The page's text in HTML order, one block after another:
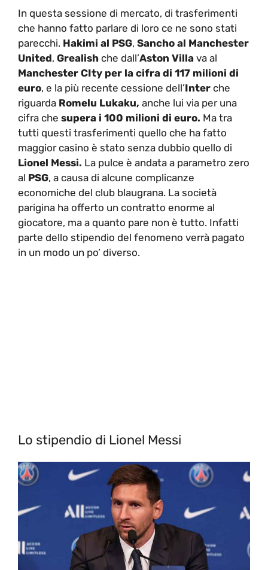
In questa sessione di mercato, di trasferimenti
che hanno fatto parlare di loro ce ne sono stati
parecchi. Hakimi al PSG, Sancho al Manchester
United, Grealish che dall’Aston Villa va al
Manchester CIty per la cifra di 117 milioni di
euro, e la più recente cessione dell’Inter che
riguarda Romelu Lukaku, anche lui via per una
cifra che supera i 100 milioni di euro. Ma tra
tutti questi trasferimenti quello che ha fatto
maggior casino è stato senza dubbio quello di
Lionel Messi. La pulce è andata a parametro zero
al PSG, a causa di alcune complicanze
economiche del club blaugrana. La società
parigina ha offerto un contratto enorme al
giocatore, ma a quanto pare non è tutto. Infatti
parte dello stipendio del fenomeno verrà pagato
in un modo un po’ diverso.
Lo stipendio di Lionel Messi